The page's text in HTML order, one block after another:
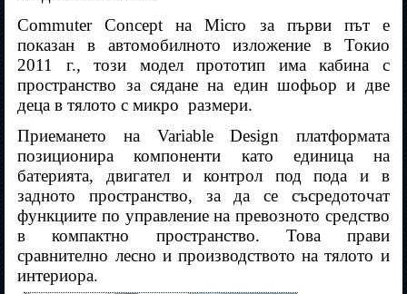
Commuter Concept на Micro за първи път е
показан в автомобилното изложение в Токио
2011 г., този модел прототип има кабина с
пространство за сядане на един шофьор и две
деца в тялото с микро размери.
Приемането на Variable Design платформата
позиционира компоненти като единица на
батерията, двигател и контрол под пода и в
задното пространство, за да се съсредоточат
функциите по управление на превозното средство
в компактно пространство. Това прави
сравнително лесно и производството на тялото и
интериора.